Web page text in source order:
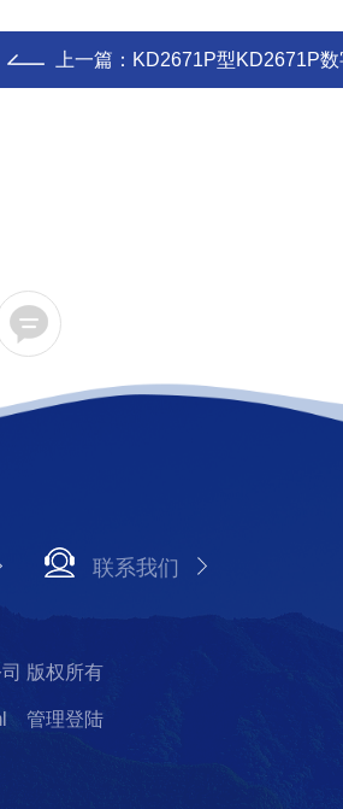
上一篇： KD2671P型KD2671P数字绝缘电
联系我们
版权所有
管理登陆